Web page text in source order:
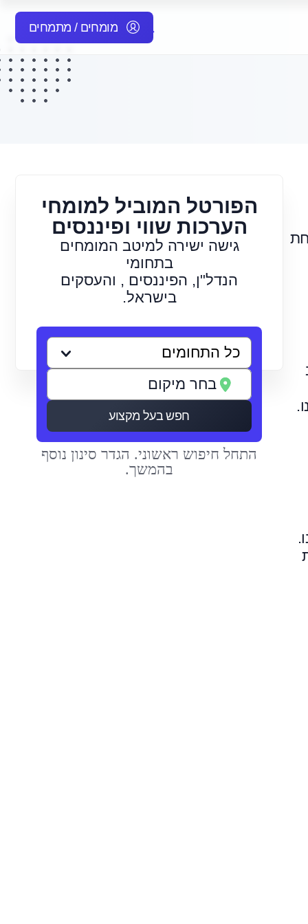
מומחים / מתמחים
הפורטל המוביל למומחי
הערכות שווי ופיננסים
גישה ישירה למיטב המומחים
בתחומי
הנדל"ן, הפיננסים , והעסקים
בישראל.
חפש בעל מקצוע
התחל חיפוש ראשוני. הגדר סינון נוסף
בהמשך.